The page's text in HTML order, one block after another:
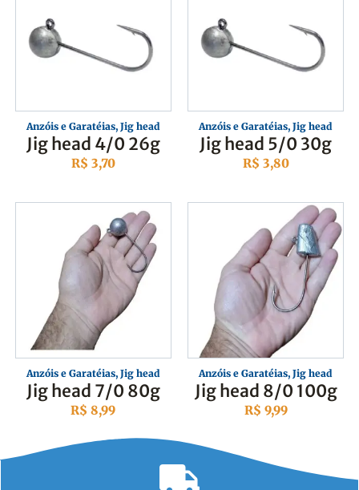
Anzóis e Garatéias, Jig head
Jig head 4/0 26g
R$ 3,70
Anzóis e Garatéias,Jig head
Jig head 5/0 30g
R$ 3,80
Anzóis e Garatéias, Jig head
Jig head 7/0 80g
R$ 8,99
Anzóis e Garatéias,Jig head
Jig head 8/0 100g
R$ 9,99